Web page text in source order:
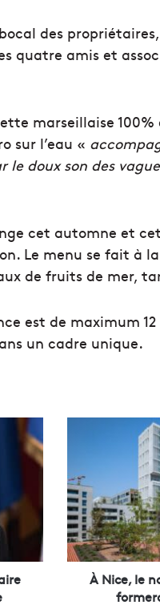
des
quatre amis et
marseillaise
sur l’eau «
doux son des
cet automne et
Le menu se fait à
de fruits de mer,
est de maximum 12
un cadre unique.
c
e
,
l
e
n
À Nice, le